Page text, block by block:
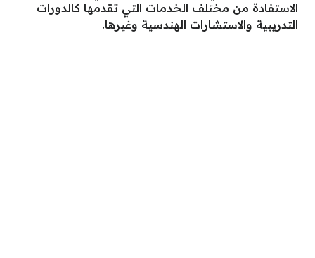
الاستفادة من مختلف الخدمات التي تقدمها كالدورات
التدريبية والاستشارات الهندسية وغيرها.